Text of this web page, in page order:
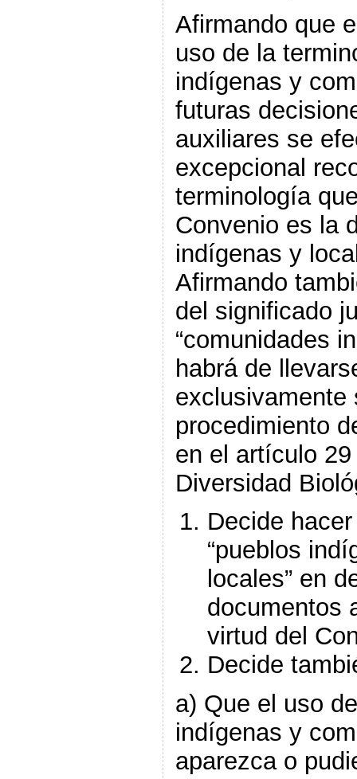
Afirmando que
uso de la
indígenas y
futuras
auxiliares se
excepcional
terminología
Convenio es la
indígenas y
Afirmando
del significado
“comunidades
habrá de
exclusivamente
procedimiento
en el artículo
Diversidad
Decide
“pueblos
locales” en
documentos
virtud del
Decide
a) Que el uso
indígenas y
aparezca o